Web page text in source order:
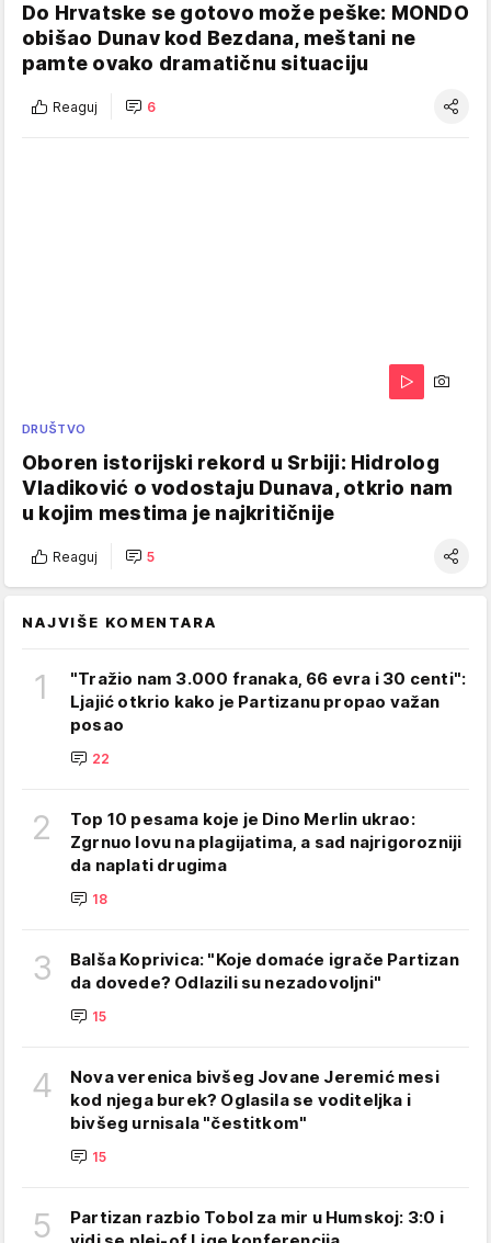
Do Hrvatske se gotovo može peške: MONDO
obišao Dunav kod Bezdana, meštani ne
pamte ovako dramatičnu situaciju
Reaguj 6
DRUŠTVO
Oboren istorijski rekord u Srbiji: Hidrolog
Vladiković o vodostaju Dunava, otkrio nam
u kojim mestima je najkritičnije
Reaguj 5
NAJVIŠE KOMENTARA
1
"Tražio nam 3.000 franaka, 66 evra i 30 centi":
Ljajić otkrio kako je Partizanu propao važan
posao
22
2
Top 10 pesama koje je Dino Merlin ukrao:
Zgrnuo lovu na plagijatima, a sad najrigorozniji
da naplati drugima
18
3
Balša Koprivica: "Koje domaće igrače Partizan
da dovede? Odlazili su nezadovoljni"
15
4
Nova verenica bivšeg Jovane Jeremić mesi
kod njega burek? Oglasila se voditeljka i
bivšeg urnisala "čestitkom"
15
5
Partizan razbio Tobol za mir u Humskoj: 3:0 i